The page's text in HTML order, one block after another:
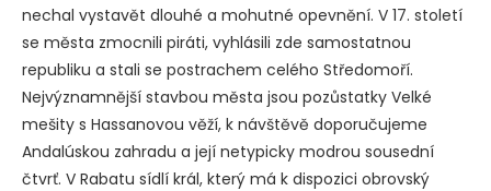
nechal vystavět dlouhé a mohutné opevnění. V 17. století
se města zmocnili piráti, vyhlásili zde samostatnou
republiku a stali se postrachem celého Středomoří.
Nejvýznamnější stavbou města jsou pozůstatky Velké
mešity s Hassanovou věží, k návštěvě doporučujeme
Andalúskou zahradu a její netypicky modrou sousední
čtvrť. V Rabatu sídlí král, který má k dispozici obrovský